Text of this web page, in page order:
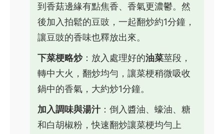
到香菇邊緣有點焦香、香氣更濃鬱。然
後加入拍鬆的豆豉，一起翻炒約1分鐘，
讓豆豉的香味也釋放出來。
下菜梗略炒：放入處理好的油菜莖段，
轉中大火，翻炒均勻，讓菜梗稍微吸收
鍋中的香氣，大約炒1分鐘。
加入調味與湯汁：倒入醬油、蠔油、糖
和白胡椒粉，快速翻炒讓菜梗均勻上